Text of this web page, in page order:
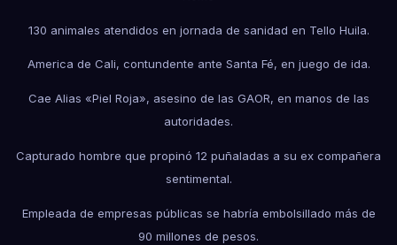
130 animales atendidos en jornada de sanidad en Tello Huila.
America de Cali, contundente ante Santa Fé, en juego de ida.
Cae Alias «Piel Roja», asesino de las GAOR, en manos de las
autoridades.
Capturado hombre que propinó 12 puñaladas a su ex compañera
sentimental.
Empleada de empresas públicas se habría embolsillado más de
90 millones de pesos.